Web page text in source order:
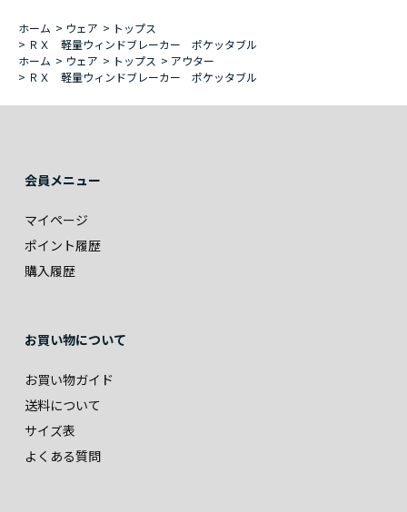
ホーム > ウェア > トップス
> ＲＸ 軽量ウィンドブレーカー ポケッタブル
ホーム > ウェア > トップス > アウター
> ＲＸ 軽量ウィンドブレーカー ポケッタブル
会員メニュー
マイページ
ポイント履歴
購入履歴
お買い物について
お買い物ガイド
送料について
サイズ表
よくある質問